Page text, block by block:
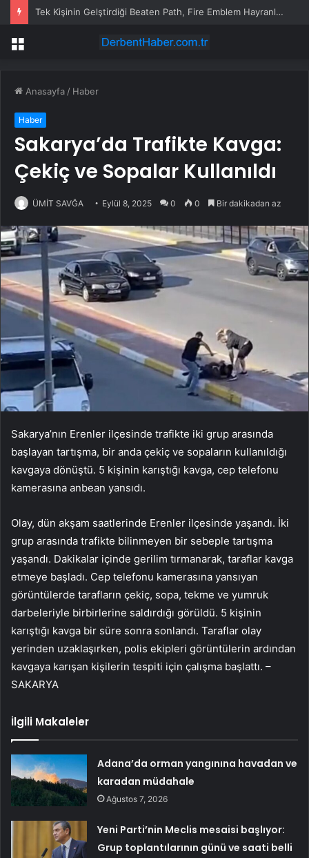
Tek Kişinin Gelştirdiği Beaten Path, Fire Emblem Hayranlarının İlgisini Çekebilir
Menü
Anasayfa / Haber
Haber
Sakarya’da Trafikte Kavga:
Çekiç ve Sopalar Kullanıldı
ÜMİT SAVĞA Eylül 8, 2025 0 0 Bir dakikadan az
Sakarya’nın Erenler ilçesinde trafikte iki grup arasında
başlayan tartışma, bir anda çekiç ve sopaların kullanıldığı
kavgaya dönüştü. 5 kişinin karıştığı kavga, cep telefonu
kamerasına anbean yansıdı.
Olay, dün akşam saatlerinde Erenler ilçesinde yaşandı. İki
grup arasında trafikte bilinmeyen bir sebeple tartışma
yaşandı. Dakikalar içinde gerilim tırmanarak, taraflar kavga
etmeye başladı. Cep telefonu kamerasına yansıyan
görüntülerde tarafların çekiç, sopa, tekme ve yumruk
darbeleriyle birbirlerine saldırdığı görüldü. 5 kişinin
karıştığı kavga bir süre sonra sonlandı. Taraflar olay
yerinden uzaklaşırken, polis ekipleri görüntülerin ardından
kavgaya karışan kişilerin tespiti için çalışma başlattı. –
SAKARYA
İlgili Makaleler
Adana’da orman yangınına havadan ve
karadan müdahale
Ağustos 7, 2026
Yeni Parti’nin Meclis mesaisi başlıyor:
Grup toplantılarının günü ve saati belli